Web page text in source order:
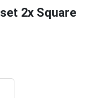
2x Square